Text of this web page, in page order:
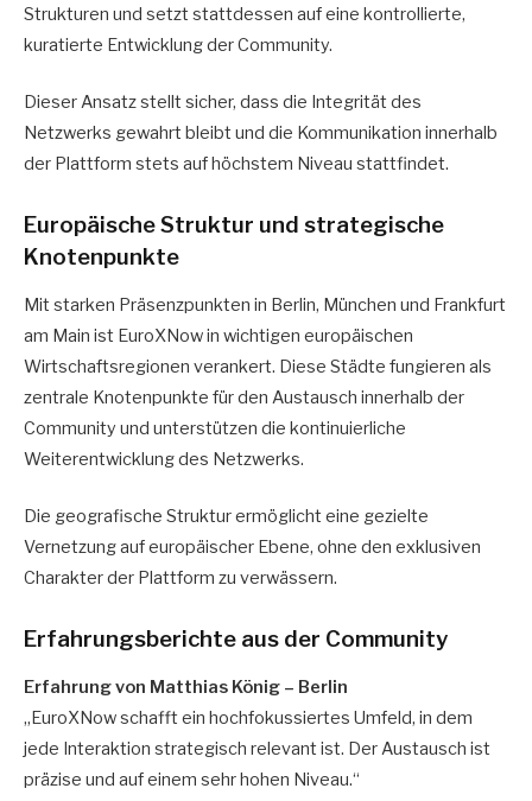
Strukturen und setzt stattdessen auf eine kontrollierte,
kuratierte Entwicklung der Community.
Dieser Ansatz stellt sicher, dass die Integrität des
Netzwerks gewahrt bleibt und die Kommunikation innerhalb
der Plattform stets auf höchstem Niveau stattfindet.
Europäische Struktur und strategische
Knotenpunkte
Mit starken Präsenzpunkten in Berlin, München und Frankfurt
am Main ist EuroXNow in wichtigen europäischen
Wirtschaftsregionen verankert. Diese Städte fungieren als
zentrale Knotenpunkte für den Austausch innerhalb der
Community und unterstützen die kontinuierliche
Weiterentwicklung des Netzwerks.
Die geografische Struktur ermöglicht eine gezielte
Vernetzung auf europäischer Ebene, ohne den exklusiven
Charakter der Plattform zu verwässern.
Erfahrungsberichte aus der Community
Erfahrung von Matthias König – Berlin
„EuroXNow schafft ein hochfokussiertes Umfeld, in dem
jede Interaktion strategisch relevant ist. Der Austausch ist
präzise und auf einem sehr hohen Niveau.“